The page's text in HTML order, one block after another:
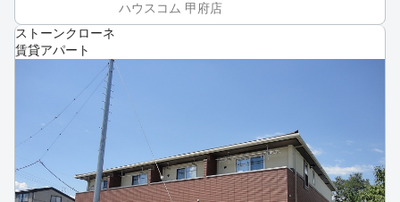
ハウスコム 甲府店
ストーンクローネ
賃貸アパート